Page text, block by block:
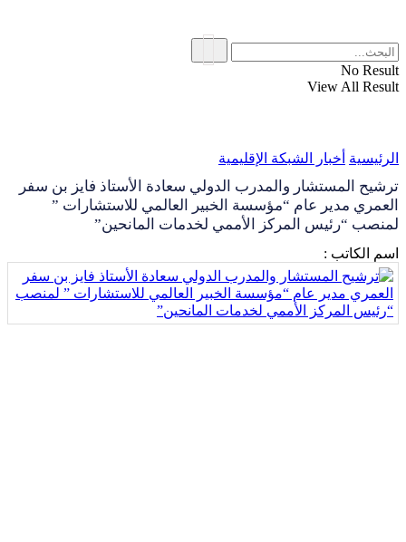
No Result
View All Result
الرئيسية أخبار الشبكة الإقليمية
ترشيح المستشار والمدرب الدولي سعادة الأستاذ فايز بن سفر
العمري مدير عام “مؤسسة الخبير العالمي للاستشارات ”
لمنصب “رئيس المركز الأممي لخدمات المانحين”
اسم الكاتب :